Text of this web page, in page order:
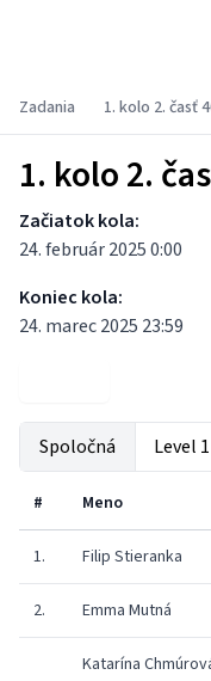
Zadania 1. kolo 2. časť
1. kolo 2.
Začiatok kola:
24. február 2025 0:00
Koniec kola:
24. marec 2025 23:59
Spoločná Level 1
# Meno
1. Filip Stieranka
2. Emma Mutná
Katarína